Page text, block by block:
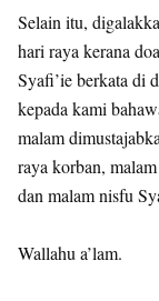
Selain itu,
hari raya kerana
Syafi’ie berkata di
kepada kami
malam
raya korban,
dan malam nisfu
Wallahu a’lam.